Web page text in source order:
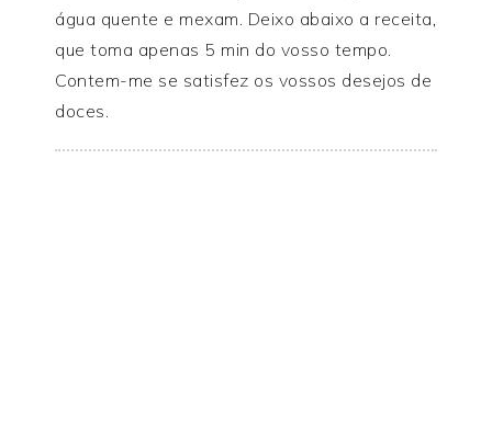
água quente e mexam. Deixo abaixo a receita,
que toma apenas 5 min do vosso tempo.
Contem-me se satisfez os vossos desejos de
doces.